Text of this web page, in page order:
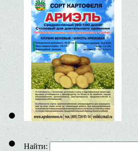
Найти: